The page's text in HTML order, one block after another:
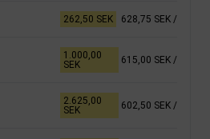
262,50 SEK 628,75 SEK /
1.000,00
SEK
615,00 SEK /
2.625,00
SEK
602,50 SEK /